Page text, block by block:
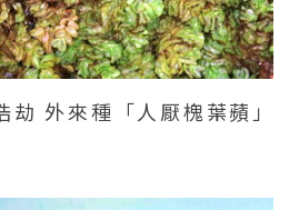
外來種「人厭槐葉蘋」